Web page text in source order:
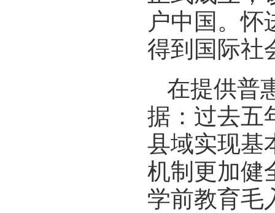
户中国。怀
得到国际社
在提供普
据：过去五
县域实现基
机制更加健
学前教育毛